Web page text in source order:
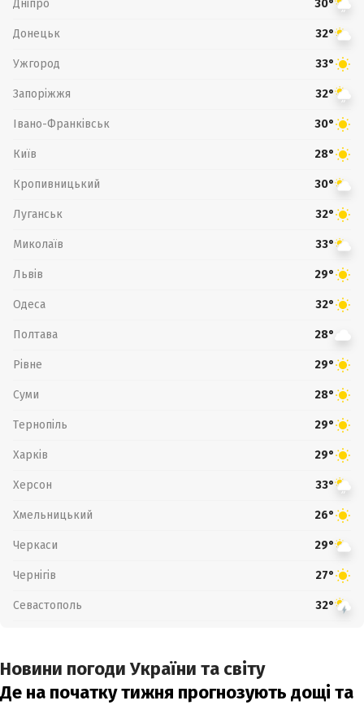
Дніпро 30°
Донецьк 32°
Ужгород 33°
Запоріжжя 32°
Івано-Франківськ 30°
Київ 28°
Кропивницький 30°
Луганськ 32°
Миколаїв 33°
Львів 29°
Одеса 32°
Полтава 28°
Рівне 29°
Суми 28°
Тернопіль 29°
Харків 29°
Херсон 33°
Хмельницький 26°
Черкаси 29°
Чернігів 27°
Севастополь 32°
Новини погоди України та світу
Де на початку тижня прогнозують дощі та